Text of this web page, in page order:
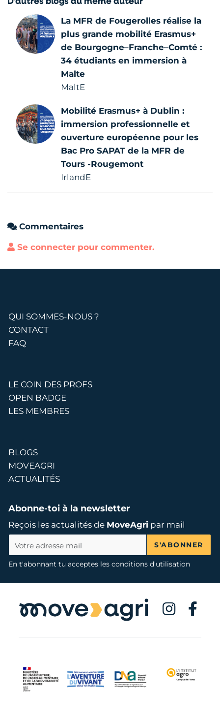
La MFR de Fougerolles réalise la
plus grande mobilité Erasmus+
de Bourgogne–Franche–Comté :
34 étudiants en immersion à
Malte
MaltE
Mobilité Erasmus+ à Dublin :
immersion professionnelle et
ouverture européenne pour les
Bac Pro SAPAT de la MFR de
Tours -Rougemont
IrlandE
Commentaires
Se connecter pour commenter.
QUI SOMMES-NOUS ?
CONTACT
FAQ
LE COIN DES PROFS
OPEN BADGE
LES MEMBRES
BLOGS
MOVEAGRI
ACTUALITÉS
Abonne-toi à la newsletter
Reçois les actualités de MoveAgripar mail
S'ABONNER
En t'abonnant tu acceptes les conditions d'utilisation